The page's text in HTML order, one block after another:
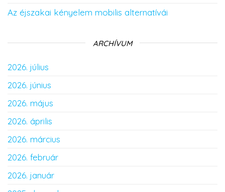
Az éjszakai kényelem mobilis alternatívái
ARCHÍVUM
2026. július
2026. június
2026. május
2026. április
2026. március
2026. február
2026. január